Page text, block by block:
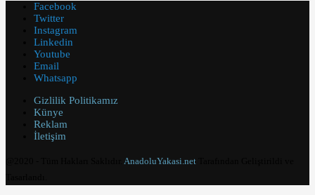
Facebook
Twitter
Instagram
Linkedin
Youtube
Email
Whatsapp
Gizlilik Politikamız
Künye
Reklam
İletişim
AnadoluYakasi.net